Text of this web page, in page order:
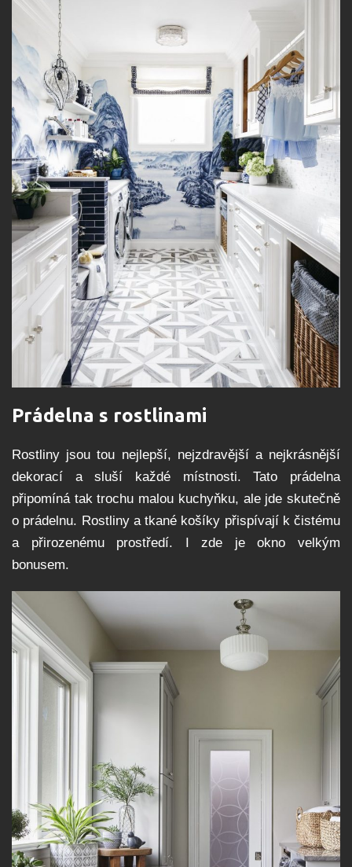
Prádelna s rostlinami
Rostliny jsou tou nejlepší, nejzdravější a nejkrásnější
dekorací a sluší každé místnosti. Tato prádelna
připomíná tak trochu malou kuchyňku, ale jde skutečně
o prádelnu. Rostliny a tkané košíky přispívají k čistému
a přirozenému prostředí. I zde je okno velkým
bonusem.